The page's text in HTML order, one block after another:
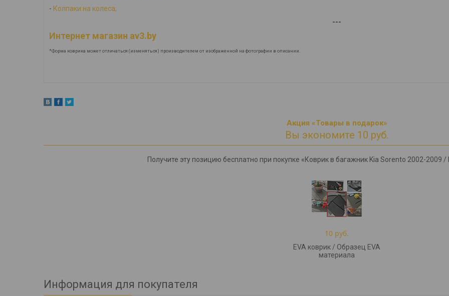
- Колпаки на колеса;
---
Интернет магазин av3.by
*Форма коврика может отличаться (изменяться) производителем от изображенной на фотографии в описании.
Акция «Товары в подарок»
Вы экономите 10 руб.
Получите эту позицию бесплатно при покупке «Коврик в багажник Kia Sorento 2002-2009
10 руб.
EVA коврик / Образец EVA
материала
Информация для покупателя